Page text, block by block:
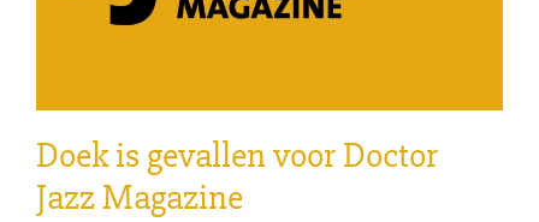
Doek is gevallen voor Doctor
Jazz Magazine